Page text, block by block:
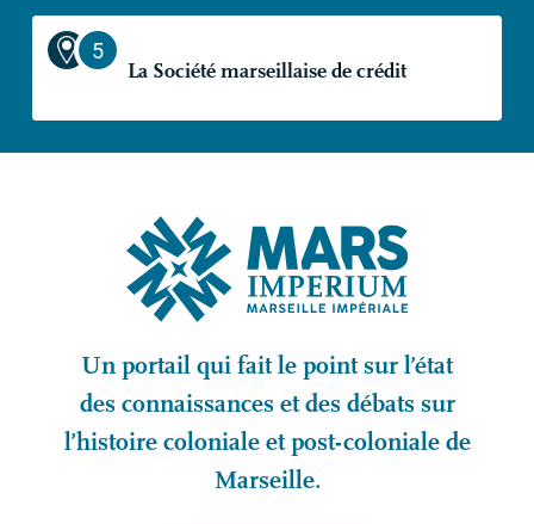
La Société marseillaise de crédit
Un portail qui fait le point sur l’état
des connaissances et des débats sur
l’histoire coloniale et post-coloniale de
Marseille.